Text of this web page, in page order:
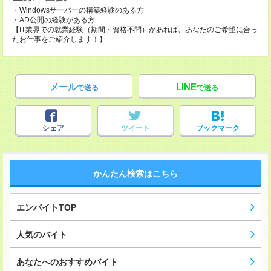
・Windowsサーバーの構築経験のある方
・AD公開の経験がある方
【IT業界での就業経験（期間・資格不問）があれば、あなたのご希望に合っ
たお仕事をご紹介します！】
メールで送る LINEで送る
シェア ツイート ブックマーク
かんたん検索はこちら
エンバイトTOP
人気のバイト
あなたへのおすすめバイト